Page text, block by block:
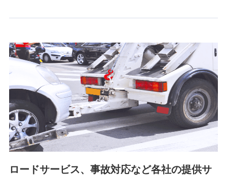
7.社員（従業者）の個人情報
人事･勤怠･健康・労務等の管理、給与支給、福利厚生・採用
退職関連処理等の各種手続きのため、当社と従業員または従
業員同士の連絡のため
8.取引先個人情報
取引先としての選定業務、営業情報の提供業務、契約締結手
続き業務、取引管理業務、およびこれらに準ずる業務の遂行
のため
9.お問い合わせ情報
ロードサービス、事故対応など各社の提供サ